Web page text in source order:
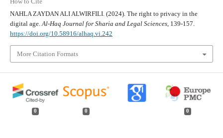
NAHLA ZAYDAN ALI ALWIRFILI. (2024). The right to privacy in the
digital age.Al-Haq Journal for Sharia and Legal Sciences, 139-157.
https://doi.org/10.58916/alhaq.vi.242
More Citation Formats
0 0 0